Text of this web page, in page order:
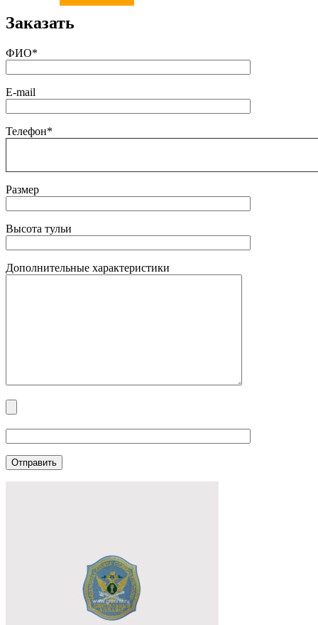
Заказать
ФИО*
E-mail
Телефон*
Размер
Высота тульи
Дополнительные характеристики